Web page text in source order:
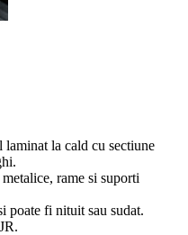
la cald cu sectiune
rame si suporti
poate fi nituit sau sudat.